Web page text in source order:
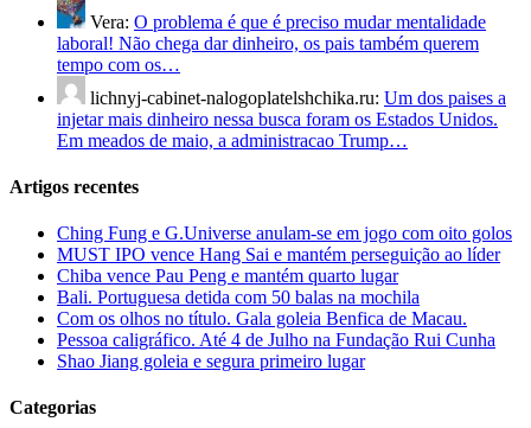
Vera: O problema é que é preciso mudar mentalidade
laboral! Não chega dar dinheiro, os pais também querem
tempo com os…
lichnyj-cabinet-nalogoplatelshchika.ru: Um dos paises a
injetar mais dinheiro nessa busca foram os Estados Unidos.
Em meados de maio, a administracao Trump…
Artigos recentes
Ching Fung e G.Universe anulam-se em jogo com oito golos
MUST IPO vence Hang Sai e mantém perseguição ao líder
Chiba vence Pau Peng e mantém quarto lugar
Bali. Portuguesa detida com 50 balas na mochila
Com os olhos no título. Gala goleia Benfica de Macau.
Pessoa caligráfico. Até 4 de Julho na Fundação Rui Cunha
Shao Jiang goleia e segura primeiro lugar
Categorias